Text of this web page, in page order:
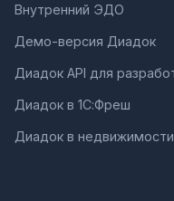
Внутренний ЭДО
Демо-версия Диадок
Диадок API для
Диадок в 1С:Фреш
Диадок в недвижимости